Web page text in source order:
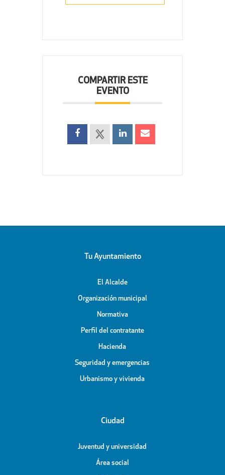
COMPARTIR ESTE
EVENTO
Tu Ayuntamiento
El Alcalde
Organización municipal
Normativa
Perfil del contratante
Hacienda
Seguridad y emergencias
Urbanismo y vivienda
Ciudad
Juventud y universidad
Área social